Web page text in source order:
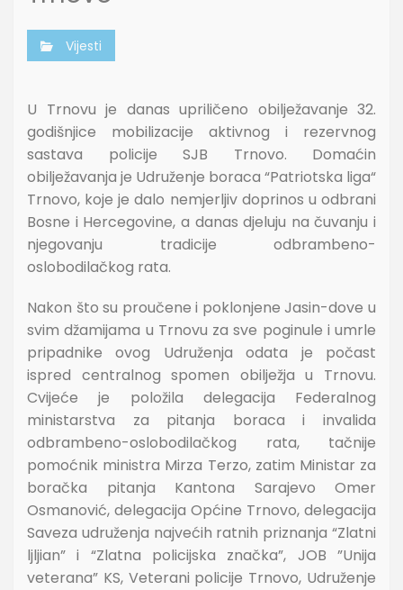
Vijesti
U Trnovu je danas upriličeno obilježavanje 32.
godišnjice mobilizacije aktivnog i rezervnog
sastava policije SJB Trnovo. Domaćin
obilježavanja je Udruženje boraca “Patriotska liga“
Trnovo, koje je dalo nemjerljiv doprinos u odbrani
Bosne i Hercegovine, a danas djeluju na čuvanju i
njegovanju tradicije odbrambeno-
oslobodilačkog rata.
Nakon što su proučene i poklonjene Jasin-dove u
svim džamijama u Trnovu za sve poginule i umrle
pripadnike ovog Udruženja odata je počast
ispred centralnog spomen obilježja u Trnovu.
Cvijeće je položila delegacija Federalnog
ministarstva za pitanja boraca i invalida
odbrambeno-oslobodilačkog rata, tačnije
pomoćnik ministra Mirza Terzo, zatim Ministar za
boračka pitanja Kantona Sarajevo Omer
Osmanović, delegacija Općine Trnovo, delegacija
Saveza udruženja najvećih ratnih priznanja “Zlatni
ljljian” i “Zlatna policijska značka”, JOB ”Unija
veterana” KS, Veterani policije Trnovo, Udruženje